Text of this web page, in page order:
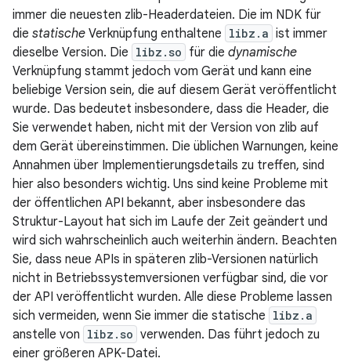
immer die neuesten zlib-Headerdateien. Die im NDK für
die statische Verknüpfung enthaltene libz.a ist immer
dieselbe Version. Die libz.so für die dynamische
Verknüpfung stammt jedoch vom Gerät und kann eine
beliebige Version sein, die auf diesem Gerät veröffentlicht
wurde. Das bedeutet insbesondere, dass die Header, die
Sie verwendet haben, nicht mit der Version von zlib auf
dem Gerät übereinstimmen. Die üblichen Warnungen, keine
Annahmen über Implementierungsdetails zu treffen, sind
hier also besonders wichtig. Uns sind keine Probleme mit
der öffentlichen API bekannt, aber insbesondere das
Struktur-Layout hat sich im Laufe der Zeit geändert und
wird sich wahrscheinlich auch weiterhin ändern. Beachten
Sie, dass neue APIs in späteren zlib-Versionen natürlich
nicht in Betriebssystemversionen verfügbar sind, die vor
der API veröffentlicht wurden. Alle diese Probleme lassen
sich vermeiden, wenn Sie immer die statische libz.a
anstelle von libz.so verwenden. Das führt jedoch zu
einer größeren APK-Datei.